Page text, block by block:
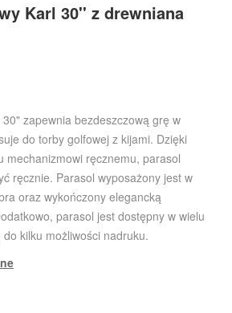
Karl 30'' z drewniana
zapewnia bezdeszczową grę w
do torby golfowej z kijami. Dzięki
mechanizmowi ręcznemu, parasol
ręcznie. Parasol wyposażony jest w
oraz wykończony elegancką
parasol jest dostępny w wielu
kilku możliwości nadruku.